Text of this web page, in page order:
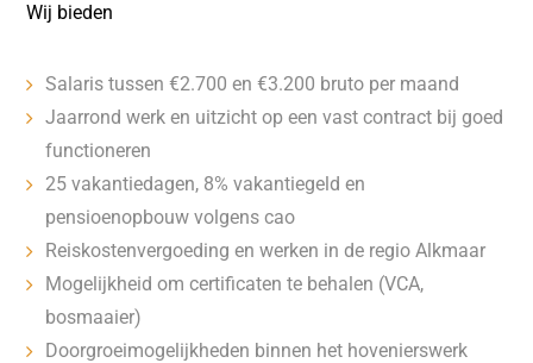
Wij bieden
Salaris tussen €2.700 en €3.200 bruto per maand
Jaarrond werk en uitzicht op een vast contract bij goed
functioneren
25 vakantiedagen, 8% vakantiegeld en
pensioenopbouw volgens cao
Reiskostenvergoeding en werken in de regio Alkmaar
Mogelijkheid om certificaten te behalen (VCA,
bosmaaier)
Doorgroeimogelijkheden binnen het hovenierswerk